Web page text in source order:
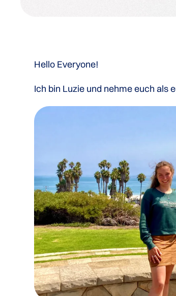
Hello Everyone!
Ich bin Luzie und nehme euch als